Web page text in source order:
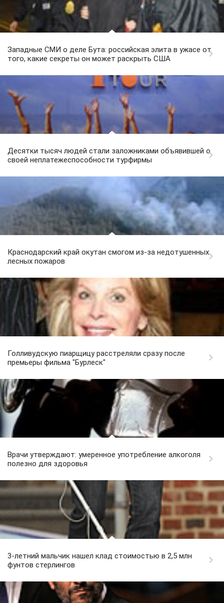
Западные СМИ о деле Бута: российская элита в ужасе от
того, какие секреты он может раскрыть США
Десятки тысяч людей стали заложниками объявившей о
своей неплатежеспособности турфирмы
Краснодарский край окутан смогом из-за недотушенных
лесных пожаров
Голливудскую пиарщицу расстреляли сразу после
премьеры фильма "Бурлеск"
Врачи утверждают: умеренное употребление алкоголя
полезно для здоровья
3-летний мальчик нашел клад стоимостью в 2,5 млн
фунтов стерлингов